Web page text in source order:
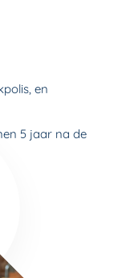
en
5 jaar na de